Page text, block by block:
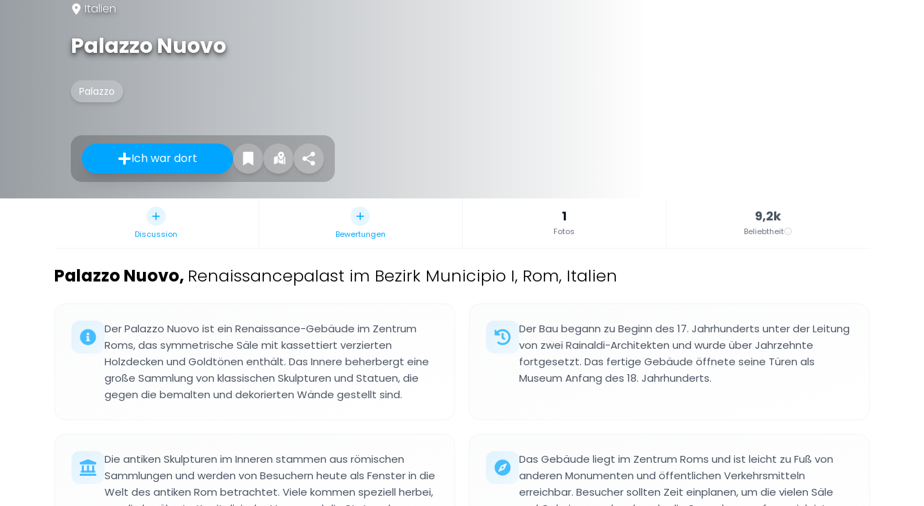
Italien
Palazzo Nuovo
Palazzo
Ich war dort
Discussion Bewertungen
1
Fotos
9,2k
Beliebtheit
Palazzo Nuovo, Renaissancepalast im Bezirk Municipio I, Rom, Italien
Der Palazzo Nuovo ist ein Renaissance-Gebäude im Zentrum
Roms, das symmetrische Säle mit kassettiert verzierten
Holzdecken und Goldtönen enthält. Das Innere beherbergt eine
große Sammlung von klassischen Skulpturen und Statuen, die
gegen die bemalten und dekorierten Wände gestellt sind.
Der Bau begann zu Beginn des 17. Jahrhunderts unter der Leitung
von zwei Rainaldi-Architekten und wurde über Jahrzehnte
fortgesetzt. Das fertige Gebäude öffnete seine Türen als
Museum Anfang des 18. Jahrhunderts.
Die antiken Skulpturen im Inneren stammen aus römischen
Sammlungen und werden von Besuchern heute als Fenster in die
Welt des antiken Rom betrachtet. Viele kommen speziell herbei,
Das Gebäude liegt im Zentrum Roms und ist leicht zu Fuß von
anderen Monumenten und öffentlichen Verkehrsmitteln
erreichbar. Besucher sollten Zeit einplanen, um die vielen Säle